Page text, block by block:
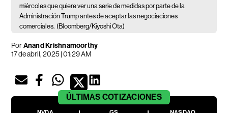
miércoles que quiere ver una serie de medidas por parte de la
Administración Trump antes de aceptar las negociaciones
comerciales. (Bloomberg/Kiyoshi Ota)
PorAnand Krishnamoorthy
17 de abril, 2025 | 01:29 AM
ÚLTIMAS COTIZACIONES